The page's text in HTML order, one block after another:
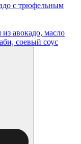
с трюфельным
авокадо, масло
соевый соус